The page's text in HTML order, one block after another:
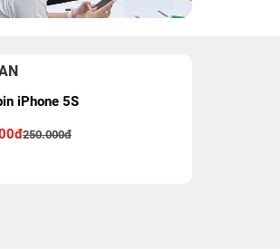
iPhone 5S
250.000đ